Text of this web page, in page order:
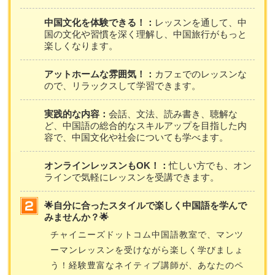
中国文化を体験できる！： レッスンを通して、中
国の文化や習慣を深く理解し、中国旅行がもっと
楽しくなります。
アットホームな雰囲気！： カフェでのレッスンな
ので、リラックスして学習できます。
実践的な内容：会話、文法、読み書き、聴解な
ど、中国語の総合的なスキルアップを目指した内
容で、中国文化や社会についても学べます。
オンラインレッスンもOK！：忙しい方でも、オン
ラインで気軽にレッスンを受講できます。
🌟自分に合ったスタイルで楽しく中国語を学んで
みませんか？🌟
チャイニーズドットコム中国語教室で、マンツ
ーマンレッスンを受けながら楽しく学びましょ
う！経験豊富なネイティブ講師が、あなたのペ